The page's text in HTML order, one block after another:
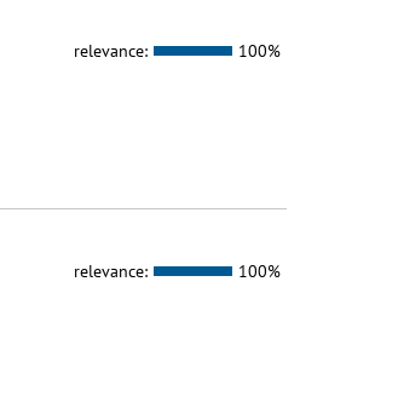
relevance: 100%
relevance: 100%